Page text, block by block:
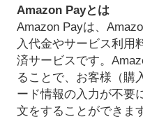
Amazon Payとは
Amazon Payは、
入代金やサービス利用
済サービスです。
ることで、お客様（購
ード情報の入力が不要
文をすることができま